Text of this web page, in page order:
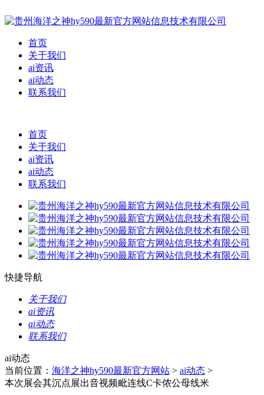
首页
关于我们
ai资讯
ai动态
联系我们
首页
关于我们
ai资讯
ai动态
联系我们
快捷导航
关于我们
ai资讯
ai动态
联系我们
ai动态
当前位置： 海洋之神hy590最新官方网站 > ai动态 >
本次展会其沉点展出音视频毗连线C卡侬公母线米